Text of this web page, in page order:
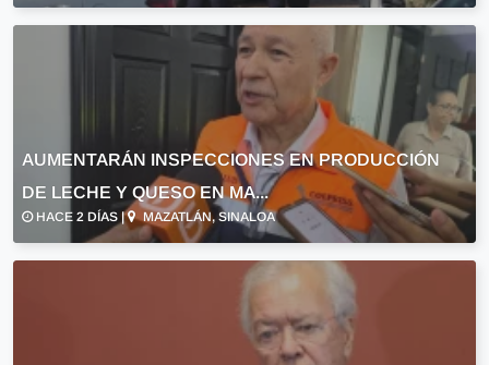
AUMENTARÁN INSPECCIONES EN PRODUCCIÓN
DE LECHE Y QUESO EN MA...
HACE 2 DÍAS | MAZATLÁN, SINALOA